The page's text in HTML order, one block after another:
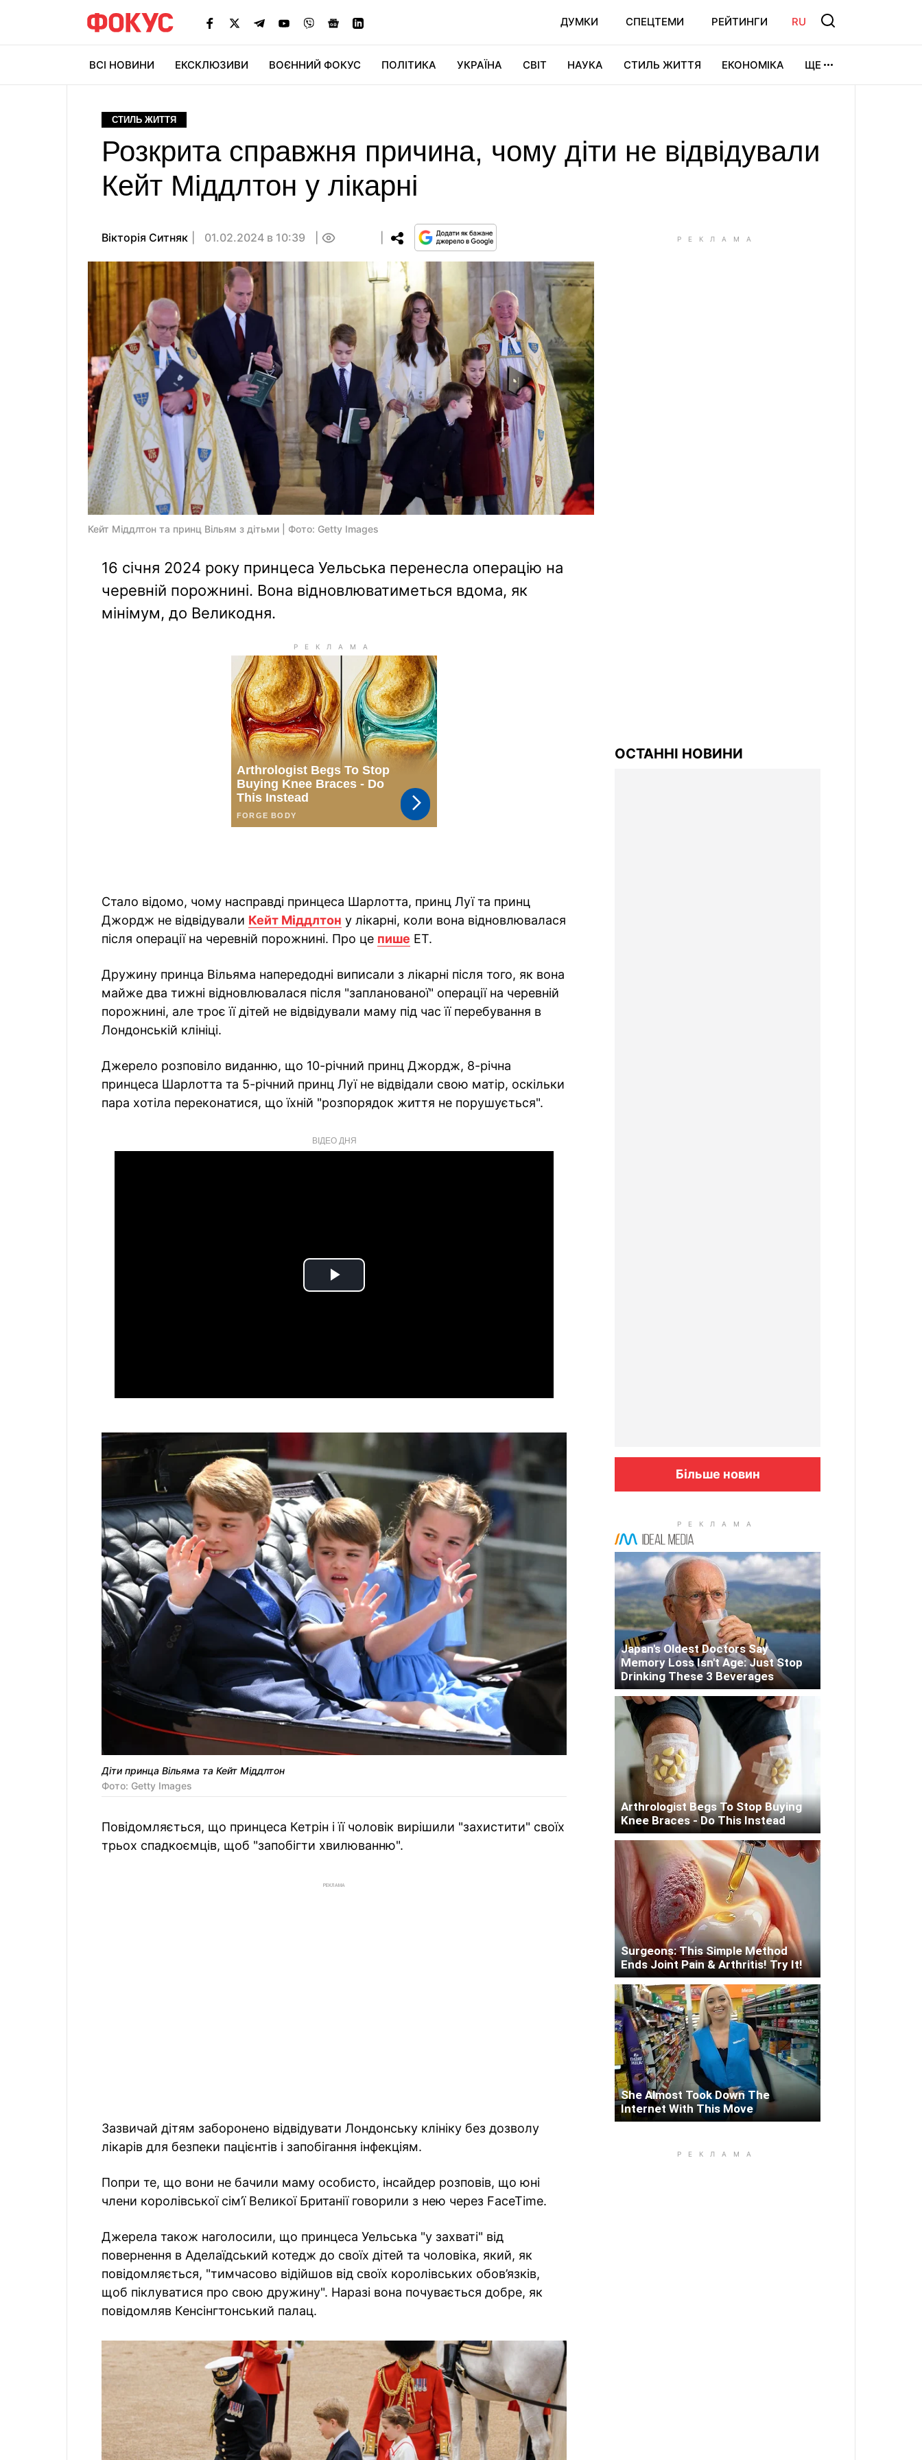
ДУМКИ СПЕЦТЕМИ РЕЙТИНГИ RU
ВСІ НОВИНИ ЕКСКЛЮЗИВИ ВОЄННИЙ ФОКУС ПОЛІТИКА УКРАЇНА СВІТ НАУКА СТИЛЬ ЖИТТЯ ЕКОНОМІКА ЩЕ
СТИЛЬ ЖИТТЯ
Розкрита справжня причина, чому діти не відвідували
Кейт Міддлтон у лікарні
Вікторія Ситняк 01.02.2024 в 10:39
Кейт Міддлтон та принц Вільям з дітьми | Фото: Getty Images
16 січня 2024 року принцеса Уельська перенесла операцію на
черевній порожнині. Вона відновлюватиметься вдома, як
мінімум, до Великодня.
Стало відомо, чому насправді принцеса Шарлотта, принц Луї та принц
Джордж не відвідували Кейт Міддлтон у лікарні, коли вона відновлювалася
після операції на черевній порожнині. Про це пише ЕТ.
Дружину принца Вільяма напередодні виписали з лікарні після того, як вона
майже два тижні відновлювалася після "запланованої" операції на черевній
порожнині, але троє її дітей не відвідували маму під час її перебування в
Лондонській клініці.
Джерело розповіло виданню, що 10-річний принц Джордж, 8-річна
принцеса Шарлотта та 5-річний принц Луї не відвідали свою матір, оскільки
пара хотіла переконатися, що їхній "розпорядок життя не порушується".
ВІДЕО ДНЯ
Play
Діти принца Вільяма та Кейт Міддлтон
Фото: Getty Images
Повідомляється, що принцеса Кетрін і її чоловік вирішили "захистити" своїх
трьох спадкоємців, щоб "запобігти хвилюванню".
РЕКЛАМА
Зазвичай дітям заборонено відвідувати Лондонську клініку без дозволу
лікарів для безпеки пацієнтів і запобігання інфекціям.
Попри те, що вони не бачили маму особисто, інсайдер розповів, що юні
члени королівської сім’ї Великої Британії говорили з нею через FaceTime.
Джерела також наголосили, що принцеса Уельська "у захваті" від
повернення в Аделаїдський котедж до своїх дітей та чоловіка, який, як
повідомляється, "тимчасово відійшов від своїх королівських обов’язків,
щоб піклуватися про свою дружину". Наразі вона почувається добре, як
повідомляв Кенсінгтонський палац.
ОСТАННІ НОВИНИ
Більше новин
Japan's Oldest Doctors Say
Memory Loss Isn't Age: Just Stop
Drinking These 3 Beverages
Arthrologist Begs To Stop Buying
Knee Braces - Do This Instead
Surgeons: This Simple Method
Ends Joint Pain & Arthritis! Try It!
She Almost Took Down The
Internet With This Move